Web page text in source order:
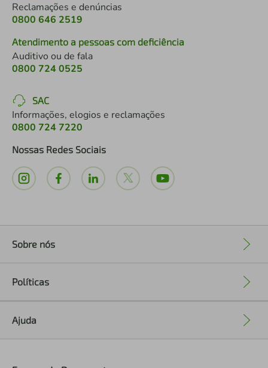
Reclamações e denúncias
0800 646 2519
Atendimento a pessoas com deficiência
Auditivo ou de fala
0800 724 0525
SAC
Informações, elogios e reclamações
0800 724 7220
Nossas Redes Sociais
Sobre nós
Políticas
Ajuda